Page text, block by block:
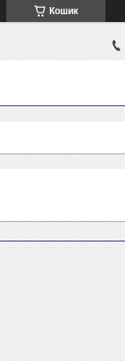
Кошик